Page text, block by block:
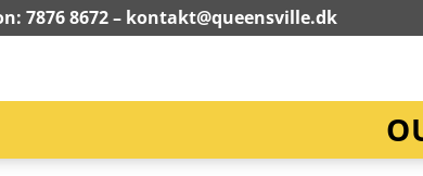
7876 8672 – kontakt@queensville.dk